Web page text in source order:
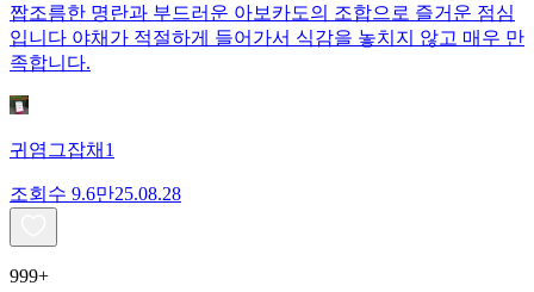
짭조름한 명란과 부드러운 아보카도의 조합으로 즐거운 점심
입니다 야채가 적절하게 들어가서 식감을 놓치지 않고 매우 만
족합니다.
귀염그잡채1
조회수 9.6만25.08.28
999+